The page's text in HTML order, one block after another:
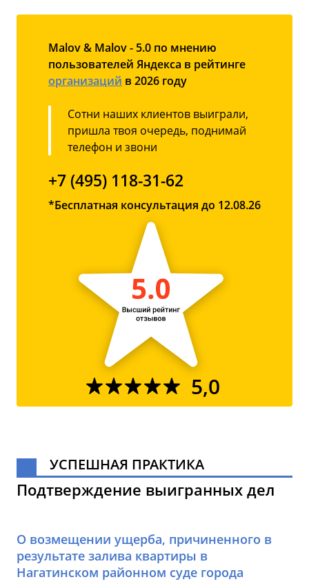
Malov & Malov - 5.0 по мнению
пользователей Яндекса в рейтинге
организаций в 2026 году
Сотни наших клиентов выиграли,
пришла твоя очередь, поднимай
телефон и звони
+7 (495) 118-31-62
*Бесплатная консультация до 12.08.26
5,0
УСПЕШНАЯ ПРАКТИКА
Подтверждение выигранных дел
О возмещении ущерба, причиненного в
результате залива квартиры в
Нагатинском районном суде города